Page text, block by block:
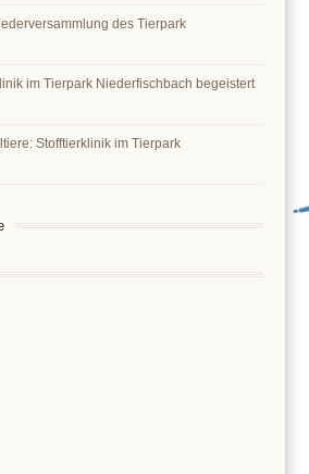
des Tierpark
im Tierpark Niederfischbach begeistert
Stofftierklinik im Tierpark